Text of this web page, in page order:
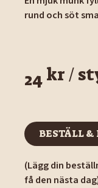
rund och söt
24kr /
BESTÄLL
(Lägg din
få den nästa